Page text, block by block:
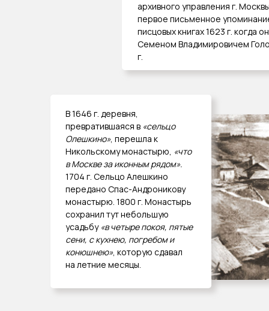
архивного управления г.
первое письменное
писцовых книгах 1623 г. когда
Семеном Владимировичем
г.
В 1646 г. деревня,
превратившаяся в «сельцо
Олешкино», перешла к
Никольскому монастырю, «что
в Москве за иконным рядом».
1704 г. Сельцо Алешкино
передано Спас-Андроникову
монастырю. 1800 г. Монастырь
сохранил тут небольшую
усадьбу «в четыре покоя, пятые
сени, с кухнею, погребом и
конюшнею», которую сдавал
на летние месяцы.